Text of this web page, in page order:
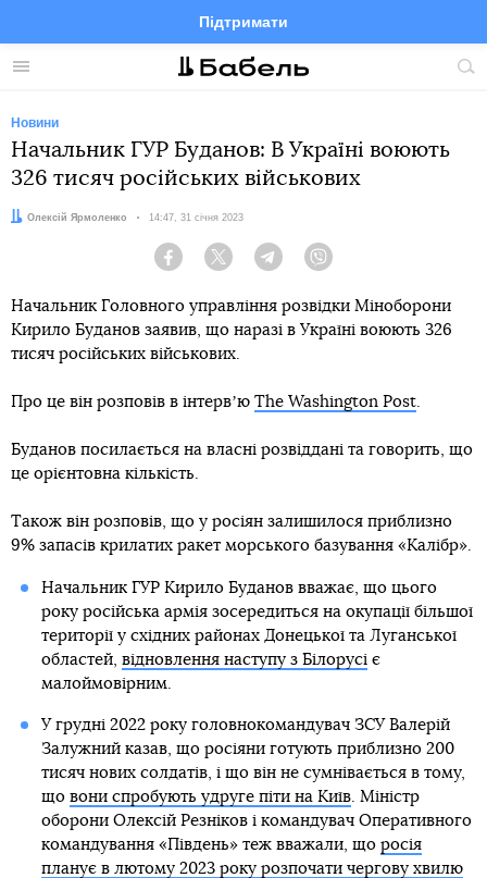
Меню
Підтримати
FacebookTelegramTwitter
Новини
Начальник ГУР Буданов: В Україні воюють
326 тисяч російських військових
Автор:
Олексій Ярмоленко Дата:
14:47, 31 січня 2023
Facebook Twitter Telegram
Начальник Головного управління розвідки Міноборони
Кирило Буданов заявив, що наразі в Україні воюють 326
тисяч російських військових.
Про це він розповів в інтервʼю The Washington Post.
Буданов посилається на власні розвіддані та говорить, що
це орієнтовна кількість.
Також він розповів, що у росіян залишилося приблизно
9% запасів крилатих ракет морського базування «Калібр».
Начальник ГУР Кирило Буданов вважає, що цього
року російська армія зосередиться на окупації більшої
території у східних районах Донецької та Луганської
областей, відновлення наступу з Білорусіє
малоймовірним.
У грудні 2022 року головнокомандувач ЗСУ Валерій
Залужний казав, що росіяни готують приблизно 200
тисяч нових солдатів, і що він не сумнівається в тому,
що вони спробують удруге піти на Київ. Міністр
оборони Олексій Резніков і командувач Оперативного
командування «Південь» теж вважали, що росія
планує в лютому 2023 року розпочати чергову хвилю